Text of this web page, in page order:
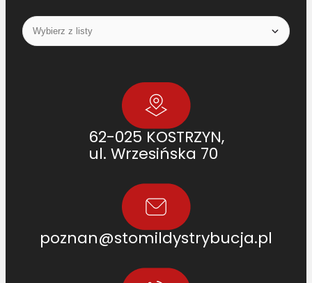
62-025 KOSTRZYN,
ul. Wrzesińska 70
poznan@stomildystrybucja.pl